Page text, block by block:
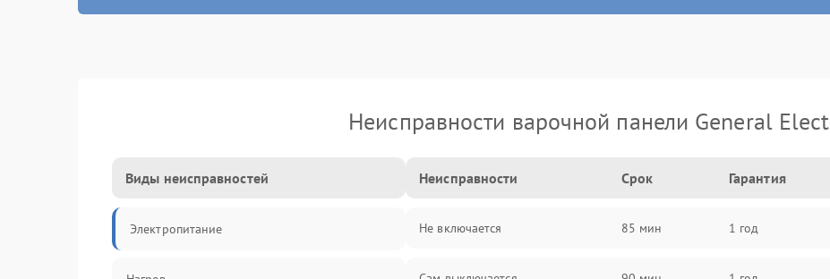
Неисправности варочной панели General
Виды неисправностей
Электропитание
Неисправности Срок Гарантия
Не включается 85 мин 1 год